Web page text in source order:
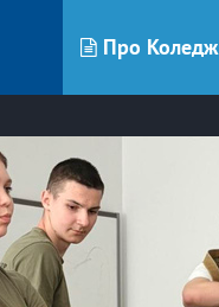
Про Коледж